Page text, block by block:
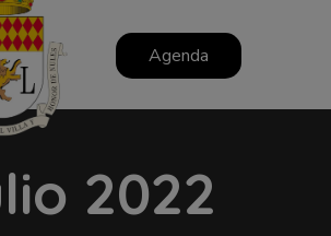
Agenda
2022